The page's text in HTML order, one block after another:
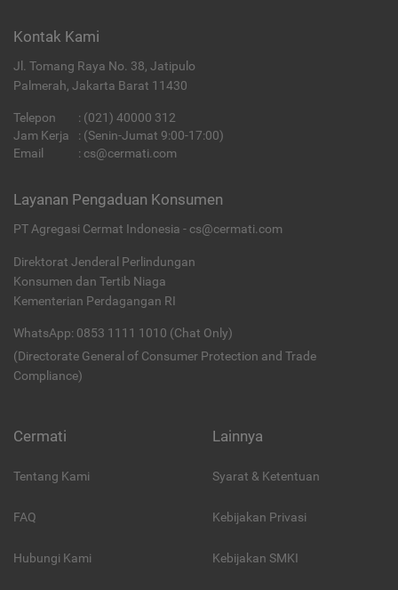
Kontak Kami
Jl. Tomang Raya No. 38, Jatipulo
Palmerah, Jakarta Barat 11430
Telepon : (021) 40000 312
Jam Kerja
: (Senin-Jumat 9:00-17:00)
Email
: cs@cermati.com
Layanan Pengaduan Konsumen
PT Agregasi Cermat Indonesia - cs@cermati.com
Direktorat Jenderal Perlindungan
Konsumen dan Tertib Niaga
Kementerian Perdagangan RI
WhatsApp: 0853 1111 1010 (Chat Only)
(Directorate General of Consumer Protection and Trade
Compliance)
Cermati
Tentang Kami
FAQ
Hubungi Kami
Lainnya
Syarat & Ketentuan
Kebijakan Privasi
Kebijakan SMKI